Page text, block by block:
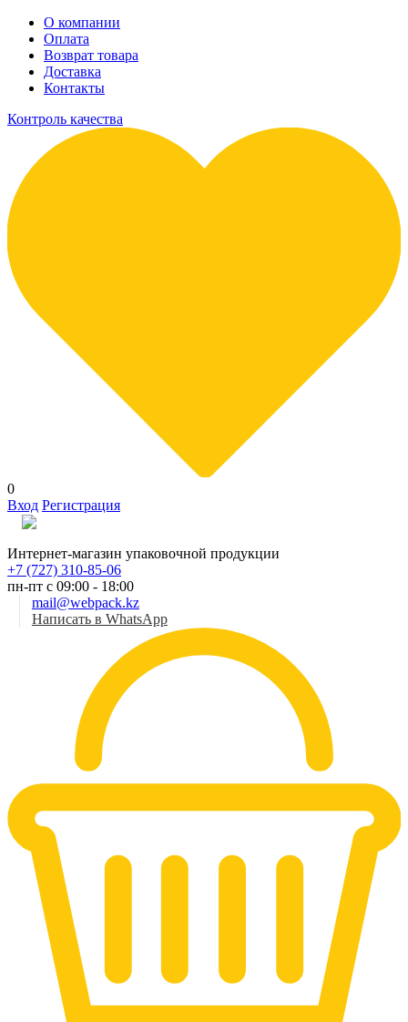
О компании
Оплата
Возврат товара
Доставка
Контакты
Контроль качества
0
Вход Регистрация
Интернет-магазин упаковочной продукции
+7 (727) 310-85-06
пн-пт с 09:00 - 18:00
mail@webpack.kz
Написать в WhatsApp